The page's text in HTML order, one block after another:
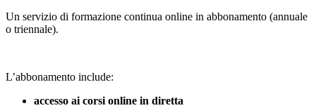
Un servizio di formazione continua online in abbonamento (annuale
o triennale).
L’abbonamento include:
accesso ai corsi online in diretta